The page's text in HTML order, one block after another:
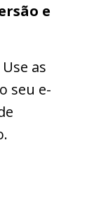
e
Use as
seu e-